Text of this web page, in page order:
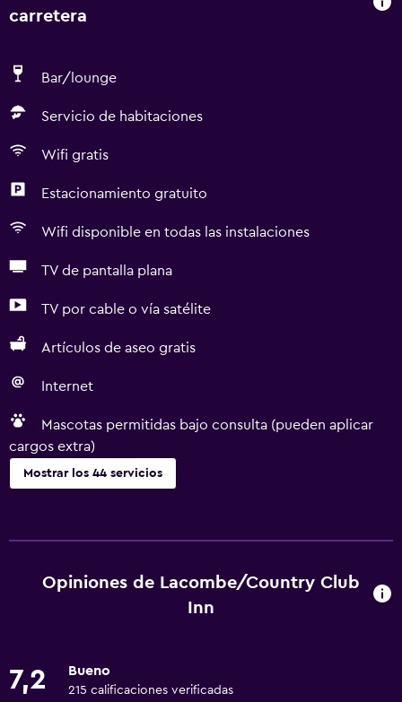
carretera
Bar/lounge
Servicio de habitaciones
Wifi gratis
Estacionamiento gratuito
Wifi disponible en todas las instalaciones
TV de pantalla plana
TV por cable o vía satélite
Artículos de aseo gratis
Internet
Mascotas permitidas bajo consulta (pueden aplicar
cargos extra)
Mostrar los 44 servicios
Wifi gratis
Wifi disponible en todas las instalaciones
Aire acondicionado
Opiniones de Lacombe/Country Club
Inn
7,2 Bueno
215 calificaciones verificadas